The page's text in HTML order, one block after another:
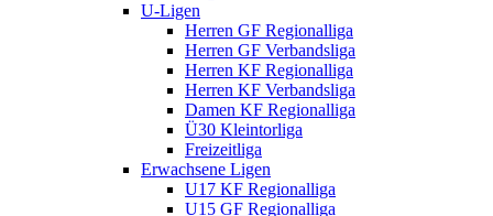
U-Ligen
Herren GF Regionalliga
Herren GF Verbandsliga
Herren KF Regionalliga
Herren KF Verbandsliga
Damen KF Regionalliga
Ü30 Kleintorliga
Freizeitliga
Erwachsene Ligen
U17 KF Regionalliga
U15 GF Regionalliga